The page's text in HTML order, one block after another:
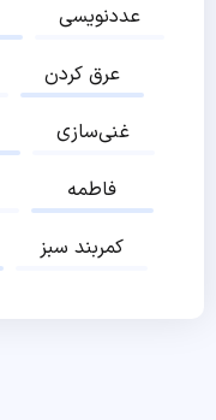
عددنویسی
عرق کردن
غنی‌سازی
فاطمه
کمربند سبز